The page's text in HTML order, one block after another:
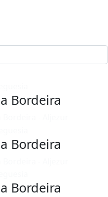
Bordeira
Bordeira
Bordeira